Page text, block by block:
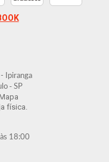
Ipiranga
- SP
física.
às 18:00